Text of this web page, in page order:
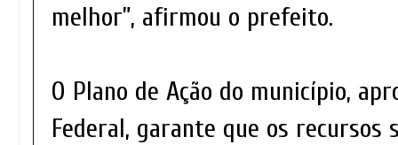
melhor”, afirmou o prefeito.
O Plano de Ação do município,
Federal, garante que os recursos